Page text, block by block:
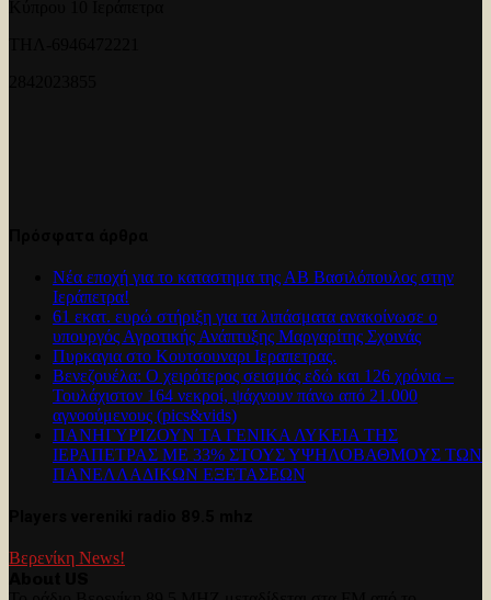
Νέα εποχή για το καταστημα της ΑΒ Βασιλόπουλος στην
Ιεράπετρα!
61 εκατ. ευρώ στήριξη για τα λιπάσματα ανακοίνωσε ο
υπουργός Αγροτικής Ανάπτυξης Μαργαρίτης Σχοινάς
Πυρκαγια στο Κουτσουναρι Ιεραπετρας.
Βενεζουέλα: Ο χειρότερος σεισμός εδώ και 126 χρόνια –
Τουλάχιστον 164 νεκροί, ψάχνουν πάνω από 21.000
αγνοούμενους (pics&vids)
ΠΑΝΗΓΥΡΊΖΟΥΝ ΤΑ ΓΕΝΙΚΑ ΛΥΚΕΙΑ ΤΗΣ
ΙΕΡΑΠΕΤΡΑΣ ΜΕ 33% ΣΤΟΥΣ ΥΨΗΛΟΒΑΘΜΟΥΣ ΤΩΝ
ΠΑΝΕΛΛΑΔΙΚΩΝ ΕΞΕΤΑΣΕΩΝ
Βερενίκη News!